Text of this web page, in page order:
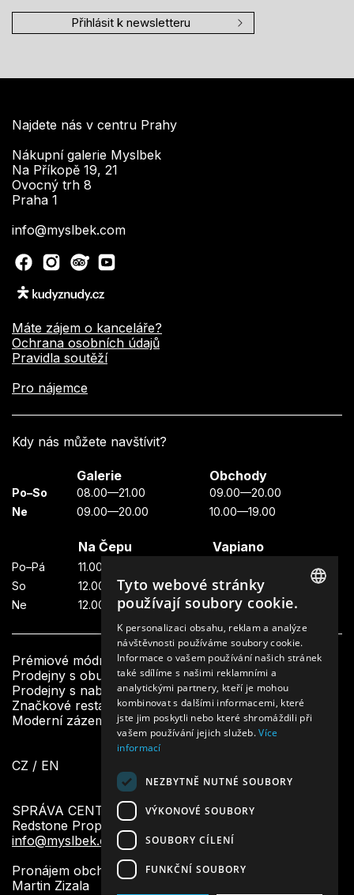
Přihlásit k newsletteru
Najdete nás v centru Prahy
Nákupní galerie Myslbek
Na Příkopě 19, 21
Ovocný trh 8
Praha 1
info@myslbek.com
Máte zájem o kanceláře?
Ochrana osobních údajů
Pravidla soutěží
Pro nájemce
Kdy nás můžete navštívit?
Galerie Obchody
Po–So 08.00—21.00
09.00—20.00
Ne
09.00—20.00 10.00—19.00
Na Čepu Vapiano
Po–Pá 11.00—23.00
So
12.00—23.00
11.00—22.00
Ne
12.00—23.00 11.00—21.00
Prémiové módní butiky
Prodejny s obuví a doplňky
Prodejny s nabídkou krásy a designu
Značkové restaurace a bistra
Moderní zázemí a další služby pro návštěvníky
CZ / EN
SPRÁVA CENTRA:
Redstone Property Management
info@myslbek.com
Pronájem obchodních prostor:
Martin Zizala
ENGLISH
Tyto webové stránky
používají soubory cookie.
K personalizaci obsahu, reklam a analýze
návštěvnosti používáme soubory cookie.
Informace o vašem používání našich stránek
také sdílíme s našimi reklamními a
analytickými partnery, kteří je mohou
kombinovat s dalšími informacemi, které
jste jim poskytli nebo které shromáždili při
vašem používání jejich služeb.Více
informací
NEZBYTNĚ NUTNÉ SOUBORY
VÝKONOVÉ SOUBORY
SOUBORY CÍLENÍ
FUNKČNÍ SOUBORY